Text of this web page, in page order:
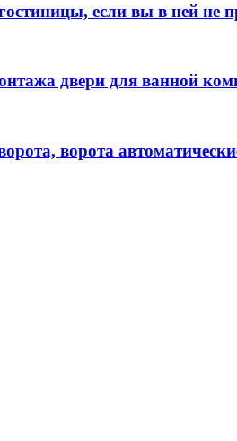
если вы в ней не
двери для ванной
ворота